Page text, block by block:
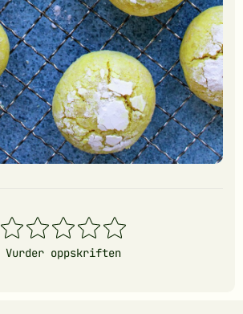
1
stjerner
2
stjerner
3
stjerner
4
stjerner
5
stjerner
Vurder oppskriften